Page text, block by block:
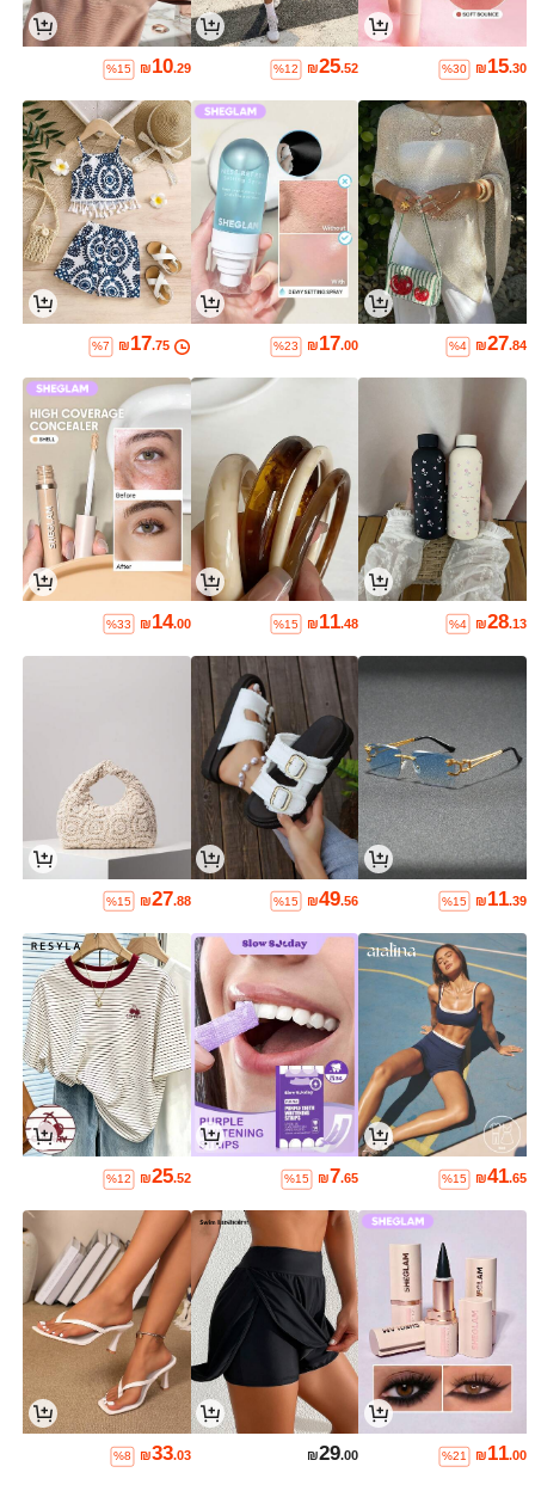
₪15.30
%30
₪25.52
%12
₪10.29
%15
₪27.84
%4
₪17.00
%23
₪17.75
%7
₪28.13
%4
₪11.48
%15
₪14.00
%33
₪11.39
%15
₪49.56
%15
₪27.88
%15
₪41.65
%15
₪7.65
%15
₪25.52
%12
₪11.00
%21
₪29.00
₪33.03
%8